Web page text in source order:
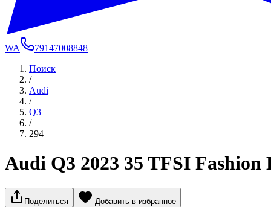
WA
79147008848
Поиск
/
Audi
/
Q3
/
294
Audi Q3 2023 35 TFSI Fashion
Поделиться Добавить в избранное